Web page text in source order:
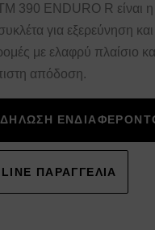
390 ENDURO R είναι η
για εξερεύνηση
με ελαφρύ πλαίσιο
απόδοση.
ΠΑΡΑΓΓΕΛΙΑ